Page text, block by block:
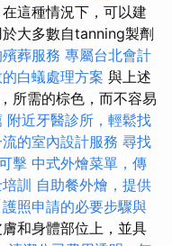
這種情況下，可以建
大多數自tanning製劑
葬服務 專屬台北會計
白蟻處理方案 與上述
所需的棕色，而不容易
附近牙醫診所，輕鬆找
的室內設計服務 尋找
擊 中式外燴菜單，傳
訓 自助餐外燴，提供
護照申請的必要步驟與
和身體部位上，並具